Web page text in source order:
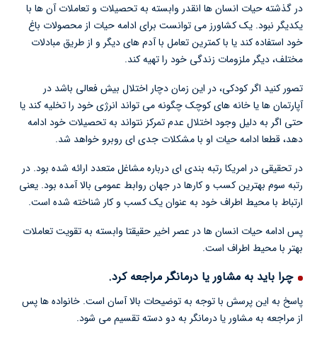
در گذشته حیات انسان ها انقدر وابسته به تحصیلات و تعاملات آن ها با
یکدیگر نبود. یک کشاورز می توانست برای ادامه حیات از محصولات باغ
خود استفاده کند یا با کمترین تعامل با آدم های دیگر و از طریق مبادلات
مختلف، دیگر ملزومات زندگی خود را تهیه کند.
تصور کنید اگر کودکی، در این زمان دچار اختلال بیش فعالی باشد در
آپارتمان ها یا خانه های کوچک چگونه می تواند انرژی خود را تخلیه کند یا
حتی اگر به دلیل وجود اختلال عدم تمرکز نتواند به تحصیلات خود ادامه
دهد، قطعا ادامه حیات او با مشکلات جدی ای روبرو خواهد شد.
در تحقیقی در امریکا رتبه بندی ای درباره مشاغل متعدد ارائه شده بود. در
رتبه سوم بهترین کسب و کارها در جهان روابط عمومی بالا آمده بود. یعنی
ارتباط با محیط اطراف خود به عنوان یک کسب و کار شناخته شده است.
پس ادامه حیات انسان ها در عصر اخیر حقیقتا وابسته به تقویت تعاملات
بهتر با محیط اطراف است.
چرا باید به مشاور یا درمانگر مراجعه کرد.
پاسخ به این پرسش با توجه به توضیحات بالا آسان است. خانواده ها پس
از مراجعه به مشاور یا درمانگر به دو دسته تقسیم می شود.